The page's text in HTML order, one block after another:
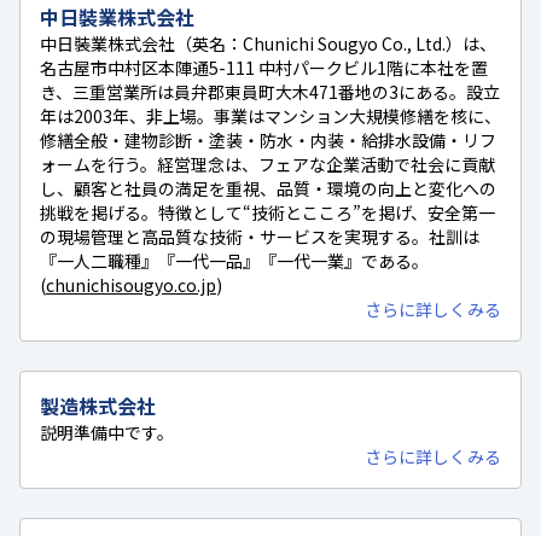
中日裝業株式会社
中日裝業株式会社（英名：Chunichi Sougyo Co., Ltd.）は、
名古屋市中村区本陣通5-111 中村パークビル1階に本社を置
き、三重営業所は員弁郡東員町大木471番地の3にある。設立
年は2003年、非上場。事業はマンション大規模修繕を核に、
修繕全般・建物診断・塗装・防水・内装・給排水設備・リフ
ォームを行う。経営理念は、フェアな企業活動で社会に貢献
し、顧客と社員の満足を重視、品質・環境の向上と変化への
挑戦を掲げる。特徴として“技術とこころ”を掲げ、安全第一
の現場管理と高品質な技術・サービスを実現する。社訓は
『一人二職種』『一代一品』『一代一業』である。
(chunichisougyo.co.jp)
さらに詳しくみる
製造株式会社
説明準備中です。
さらに詳しくみる